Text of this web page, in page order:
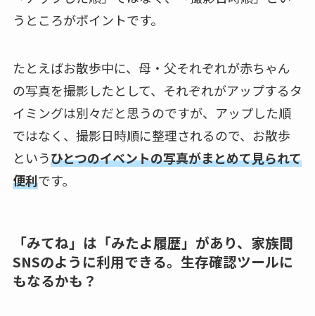
うところがポイントです。
たとえばお散歩中に、母・父それぞれが赤ちゃん
の写真を撮影したとして、それぞれがアップするタ
イミングは別々だと思うのですが、アップした順
ではなく、撮影日時順に整理されるので、お散歩
というひとつのイベントの写真がまとめて見られて
便利です。
「みてね」は「みたよ履歴」があり、家族間
SNSのように利用できる。生存確認ツールに
もなるかも？